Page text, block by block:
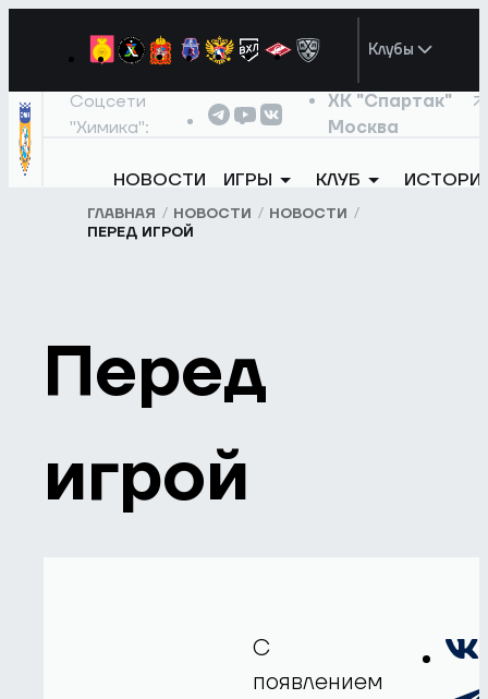
Клубы
Соцсети
"Химика":
ХК "Спартак"
Москва
НОВОСТИ ИГРЫ КЛУБ
ГЛАВНАЯ НОВОСТИ
НОВОСТИ
ПЕРЕД ИГРОЙ
Перед
игрой
С
появлением